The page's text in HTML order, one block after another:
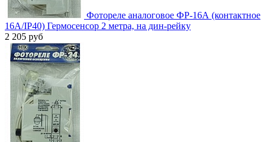
Фотореле аналоговое ФР-16А (контактное
16А/IP40) Гермосенсор 2 метра, на дин-рейку
2 205 руб